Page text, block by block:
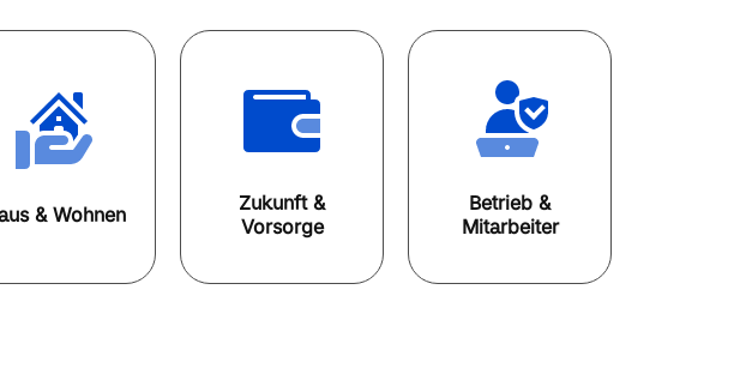
& Wohnen
Zukunft &
Vorsorge
Betrieb &
Mitarbeiter